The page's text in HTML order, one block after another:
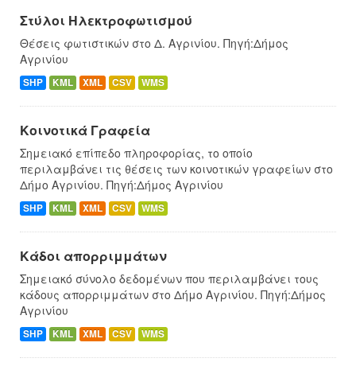
Στύλοι Ηλεκτροφωτισμού
Θέσεις φωτιστικών στο Δ. Αγρινίου. Πηγή:Δήμος
Αγρινίου
SHP KML XML CSV WMS
Κοινοτικά Γραφεία
Σημειακό επίπεδο πληροφορίας, το οποίο
περιλαμβάνει τις θέσεις των κοινοτικών γραφείων στο
Δήμο Αγρινίου. Πηγή:Δήμος Αγρινίου
SHP KML XML CSV WMS
Κάδοι απορριμμάτων
Σημειακό σύνολο δεδομένων που περιλαμβάνει τους
κάδους απορριμμάτων στο Δήμο Αγρινίου. Πηγή:Δήμος
Αγρινίου
SHP KML XML CSV WMS